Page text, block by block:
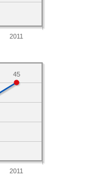
2011
2011
45